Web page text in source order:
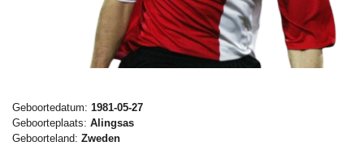
Geboortedatum: 1981-05-27
Geboorteplaats: Alingsas
Geboorteland: Zweden